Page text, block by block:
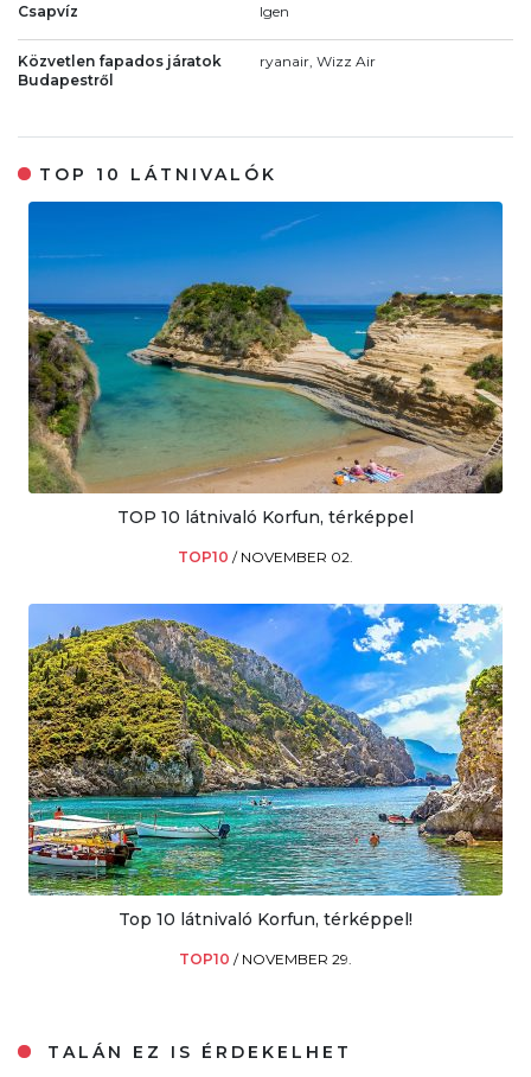
Csapvíz Igen
Közvetlen fapados járatok
Budapestről
ryanair, Wizz Air
TOP 10 LÁTNIVALÓK
TOP 10 látnivaló Korfun, térképpel
TOP10 / NOVEMBER 02.
Top 10 látnivaló Korfun, térképpel!
TOP10 / NOVEMBER 29.
TALÁN EZ IS ÉRDEKELHET